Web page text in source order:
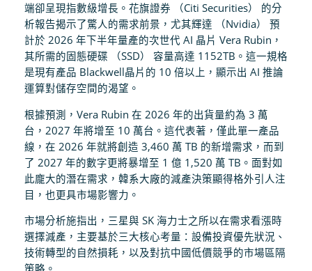
端卻呈現指數級增長。花旗證券 （Citi Securities） 的分
析報告揭示了驚人的需求前景，尤其輝達 （Nvidia） 預
計於 2026 年下半年量產的次世代 AI 晶片 Vera Rubin，
其所需的固態硬碟 （SSD） 容量高達 1152TB。這一規格
是現有產品 Blackwell晶片的 10 倍以上，顯示出 AI 推論
運算對儲存空間的渴望。
根據預測，Vera Rubin 在 2026 年的出貨量約為 3 萬
台，2027 年將增至 10 萬台。這代表著，僅此單一產品
線，在 2026 年就將創造 3,460 萬 TB 的新增需求，而到
了 2027 年的數字更將暴增至 1 億 1,520 萬 TB。面對如
此龐大的潛在需求，韓系大廠的減產決策顯得格外引人注
目，也更具市場影響力。
市場分析施指出，三星與 SK 海力士之所以在需求看漲時
選擇減產，主要基於三大核心考量：設備投資優先狀況、
技術轉型的自然損耗，以及對抗中國低價競爭的市場區隔